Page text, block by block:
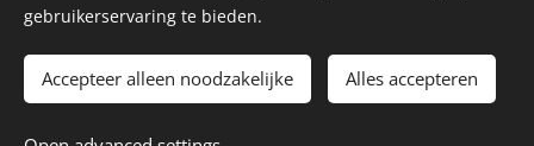
Languages
Nederlands
English
gebruikerservaring te bieden.
Accepteer alleen noodzakelijke Alles accepteren